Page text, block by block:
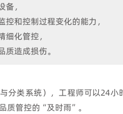
，
控和控制过程变化的能力，
化管控，
造成损伤。
与分类系统），工程师可以24
质管控的“及时雨”。